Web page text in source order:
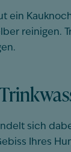
ein
reinigen.
sich
Ihres